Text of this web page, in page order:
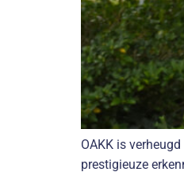
OAKK is
prestigieuze